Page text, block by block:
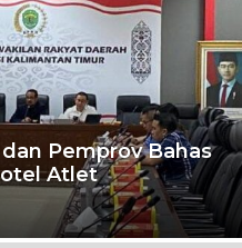
Pemprov Bahas
Atlet